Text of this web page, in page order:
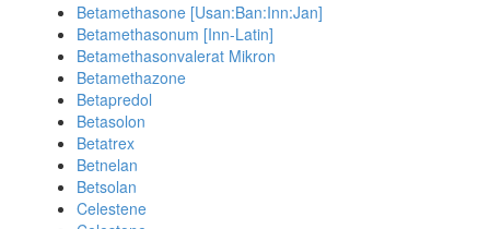
Betamethasone [Usan:Ban:Inn:Jan]
Betamethasonum [Inn-Latin]
Betamethasonvalerat Mikron
Betamethazone
Betapredol
Betasolon
Betatrex
Betnelan
Betsolan
Celestene